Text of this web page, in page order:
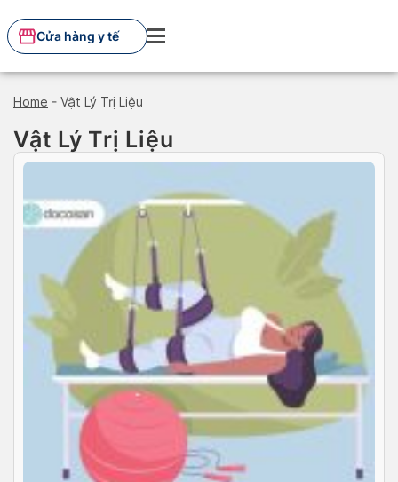
to
content
Cửa hàng y tế
Home - Vật Lý Trị Liệu
Vật Lý Trị Liệu